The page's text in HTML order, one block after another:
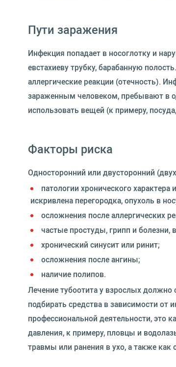
Пути заражения
Инфекция попадает в носоглотку и
евстахиеву трубку, барабанную
аллергические реакции (отечность).
зараженным человеком, пребывают в
использовать вещей (к примеру,
Факторы риска
Односторонний или двусторонний
патологии хронического
искривлена перегородка, опухоль в
осложнения после аллергических
частые простуды, грипп и
хронический синусит или ринит;
осложнения после ангины;
наличие полипов.
Лечение тубоотита у взрослых
подбирать средства в зависимости
профессиональной деятельности, это
давления, к примеру, пловцы и
травмы или ранения в ухо, а также как